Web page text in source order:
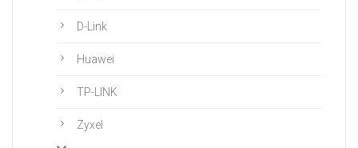
D-Link
Huawei
TP-LINK
Zyxel